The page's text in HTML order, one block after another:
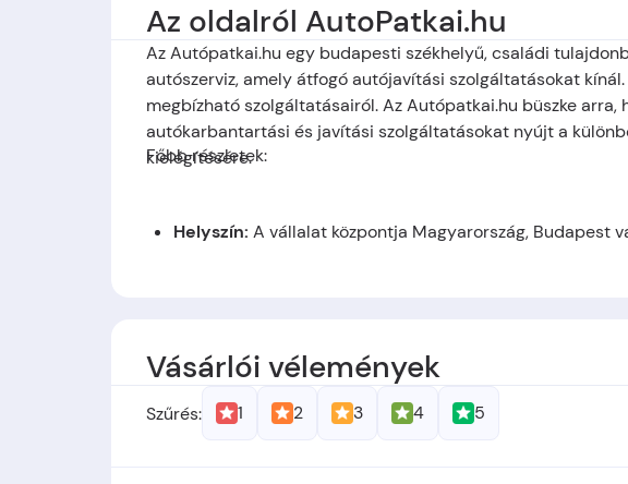
Az oldalról AutoPatkai.hu
Az Autópatkai.hu egy budapesti székhelyű, családi
autószerviz, amely átfogó autójavítási szolgáltatásokat
megbízható szolgáltatásairól. Az Autópatkai.hu büszke arra,
autókarbantartási és javítási szolgáltatásokat nyújt a
kielégítésére.
Főbb részletek:
Helyszín: A vállalat központja Magyarország, Budapest
Vásárlói vélemények
Szűrés: 1 2 3 4 5